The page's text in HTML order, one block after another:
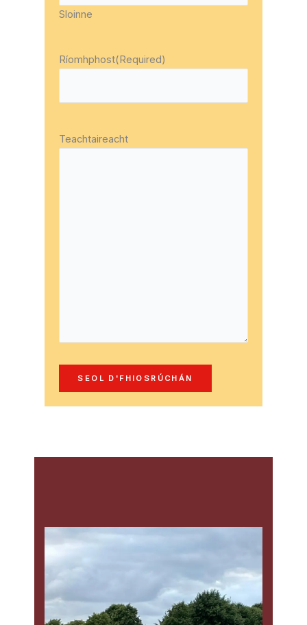
Sloinne
Ríomhphost(Required)
Teachtaireacht